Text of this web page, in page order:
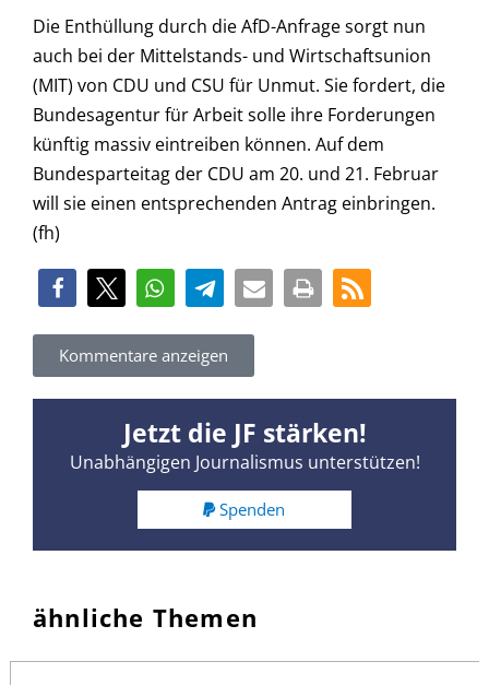
Die Enthüllung durch die AfD-Anfrage sorgt nun
auch bei der Mittelstands- und Wirtschaftsunion
(MIT) von CDU und CSU für Unmut. Sie fordert, die
Bundesagentur für Arbeit solle ihre Forderungen
künftig massiv eintreiben können. Auf dem
Bundesparteitag der CDU am 20. und 21. Februar
will sie einen entsprechenden Antrag einbringen.
(fh)
Kommentare anzeigen
Jetzt die JF stärken!
Unabhängigen Journalismus unterstützen!
Spenden
ähnliche Themen